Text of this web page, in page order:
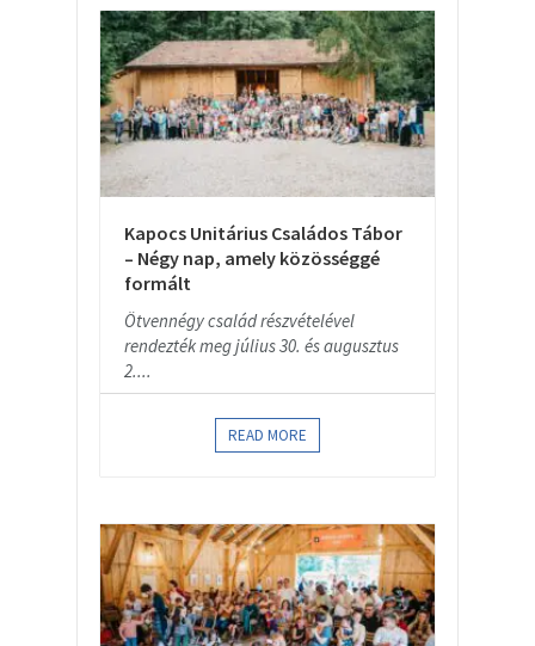
Kapocs Unitárius Családos Tábor
– Négy nap, amely közösséggé
formált
Ötvennégy család részvételével
rendezték meg július 30. és augusztus
2....
READ MORE